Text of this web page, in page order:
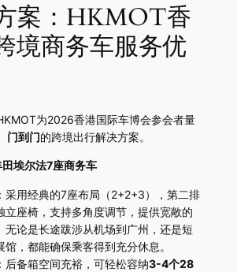
案：HKMOT香
境商务车服务优
为2026香港国际车博会参会者量
门到门的跨境出行解决方案。
埃尔法7座商务车
采用经典的7座布局（2+2+3），第二排
立座椅，支持多角度调节，提供宽敞的
无论是长途跋涉从机场到广州，还是短
馆，都能确保乘客得到充分休息。
后备箱空间充裕，可轻松容纳3-4个28